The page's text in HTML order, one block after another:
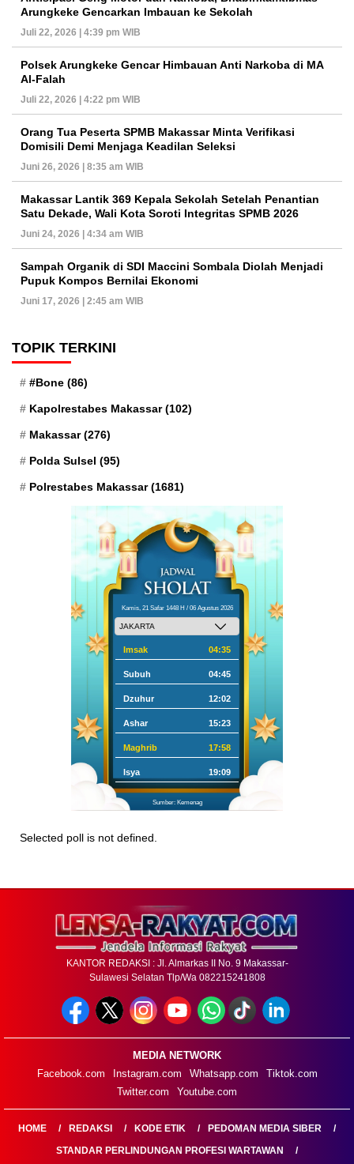
Arungkeke Gencarkan Imbauan ke Sekolah
Juli 22, 2026 | 4:39 pm WIB
Polsek Arungkeke Gencar Himbauan Anti Narkoba di MA
Al-Falah
Juli 22, 2026 | 4:22 pm WIB
Orang Tua Peserta SPMB Makassar Minta Verifikasi
Domisili Demi Menjaga Keadilan Seleksi
Juni 26, 2026 | 8:35 am WIB
Makassar Lantik 369 Kepala Sekolah Setelah Penantian
Satu Dekade, Wali Kota Soroti Integritas SPMB 2026
Juni 24, 2026 | 4:34 am WIB
Sampah Organik di SDI Maccini Sombala Diolah Menjadi
Pupuk Kompos Bernilai Ekonomi
Juni 17, 2026 | 2:45 am WIB
TOPIK TERKINI
#Bone (86)
Kapolrestabes Makassar(102)
Makassar(276)
Polda Sulsel (95)
Polrestabes Makassar(1681)
Kamis, 21 Safar 1448 H / 06 Agustus 2026
Imsak 04:35
Subuh 04:45
Dzuhur 12:02
Ashar 15:23
Maghrib 17:58
Isya 19:09
Sumber: Kemenag
Selected poll is not defined.
KANTOR REDAKSI : Jl. Almarkas II No. 9 Makassar-
Sulawesi Selatan Tlp/Wa 082215241808
MEDIA NETWORK
Facebook.com
Instagram.com Whatsapp.com
Tiktok.com
Twitter.com
Youtube.com
HOME REDAKSI KODE ETIK
PEDOMAN MEDIA SIBER
STANDAR PERLINDUNGAN PROFESI WARTAWAN